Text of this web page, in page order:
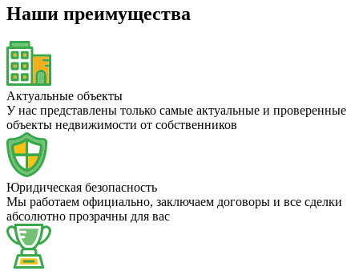
Наши преимущества
Актуальные объекты
У нас представлены только самые актуальные и проверенные
объекты недвижимости от собственников
Юридическая безопасность
Мы работаем официально, заключаем договоры и все сделки
абсолютно прозрачны для вас